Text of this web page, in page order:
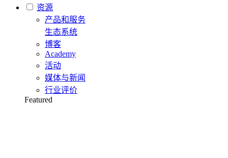
资源
产品和服务
生态系统
博客
Academy
活动
媒体与新闻
行业评价
Featured